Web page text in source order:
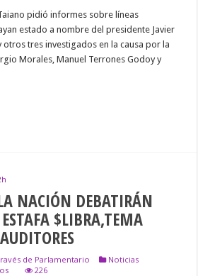
pidió informes sobre líneas
estado a nombre del presidente Javier
otros tres investigados en la causa por la
Morales, Manuel Terrones Godoy y
NACIÓN DEBATIRÁN
$LIBRA,TEMA
de Parlamentario
Noticias
en
226